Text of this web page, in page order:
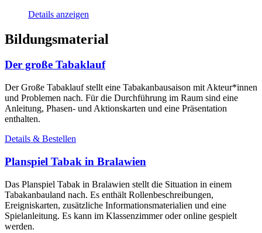
Details anzeigen
Bildungsmaterial
Der große Tabaklauf
Der Große Tabaklauf stellt eine Tabakanbausaison mit Akteur*innen
und Problemen nach. Für die Durchführung im Raum sind eine
Anleitung, Phasen- und Aktionskarten und eine Präsentation
enthalten.
Details & Bestellen
Planspiel Tabak in Bralawien
Das Planspiel Tabak in Bralawien stellt die Situation in einem
Tabakanbauland nach. Es enthält Rollenbeschreibungen,
Ereigniskarten, zusätzliche Informationsmaterialien und eine
Spielanleitung. Es kann im Klassenzimmer oder online gespielt
werden.